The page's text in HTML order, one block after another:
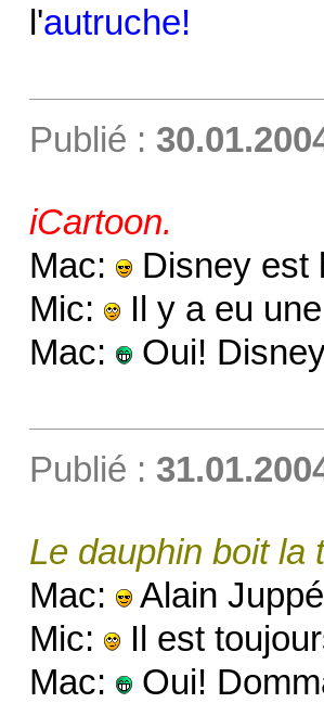
l'autruche!
Publié :
iCartoon.
Mac:
Disney est
Mic:
Il y a eu
Mac:
Oui!
Publié :
Le dauphin boit la
Mac:
Alain
Mic:
Il est
Mac:
Oui!